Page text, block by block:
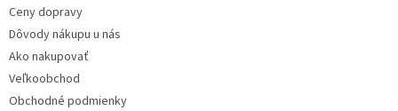
Ceny dopravy
Dôvody nákupu u nás
Ako nakupovať
Veľkoobchod
Obchodné podmienky